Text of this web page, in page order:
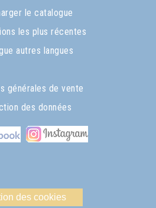
le catalogue
les plus récentes
autres langues
générales de vente
des données
des cookies